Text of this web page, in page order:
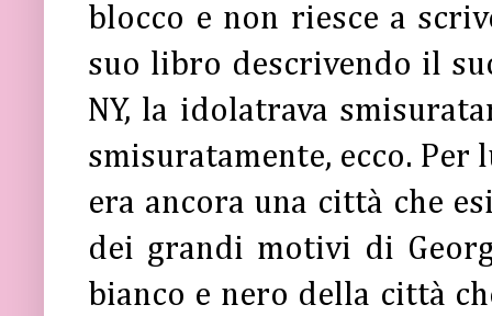
blocco e non riesce a
suo libro descrivendo il
NY, la idolatrava
smisuratamente, ecco. Per
era ancora una città che
dei grandi motivi di
bianco e nero della città